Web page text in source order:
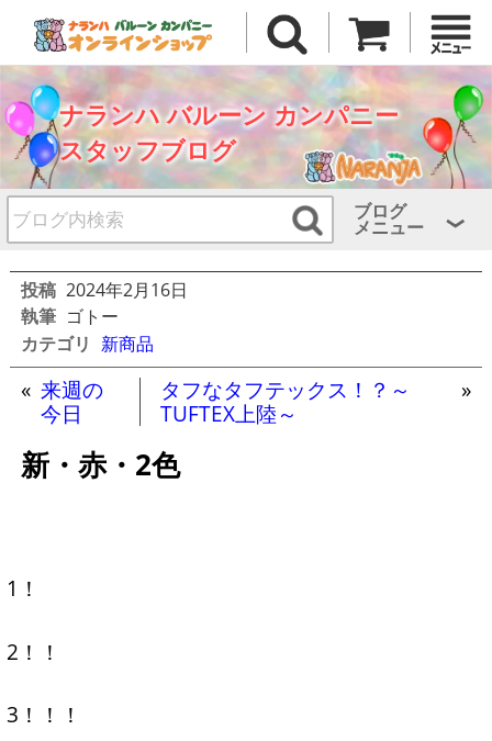
ナランハ バルーン カンパニー
スタッフブログ
ブログ
メニュー
投稿 2024年2月16日
執筆 ゴトー
カテゴリ 新商品
« 来週の
今日
タフなタフテックス！？～
TUFTEX上陸～
»
新・赤・2色
1！
2！！
3！！！